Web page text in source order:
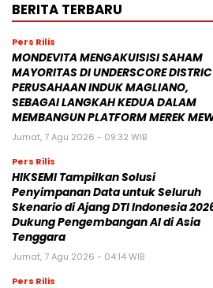
BERITA TERBARU
Pers Rilis
MONDEVITA MENGAKUISISI SAHAM
MAYORITAS DI UNDERSCORE
PERUSAHAAN INDUK MAGLIANO,
SEBAGAI LANGKAH KEDUA DALAM
MEMBANGUN PLATFORM MEREK
Jumat, 7 Agu 2026 - 09:32 WIB
Pers Rilis
HIKSEMI Tampilkan Solusi
Penyimpanan Data untuk Seluruh
Skenario di Ajang DTI Indonesia
Dukung Pengembangan AI di Asia
Tenggara
Jumat, 7 Agu 2026 - 04:14 WIB
Pers Rilis